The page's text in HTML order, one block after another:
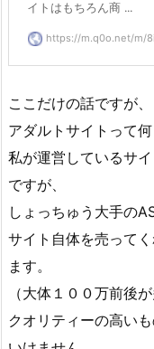
イトはもちろん商 ...
https://m.q0o.net/m/
ここだけの話ですが、
アダルトサイトって
私が運営しているサ
ですが、
しょっちゅう大手の
サイト自体を売って
ます。
（大体１００万前後
クオリティーの高い